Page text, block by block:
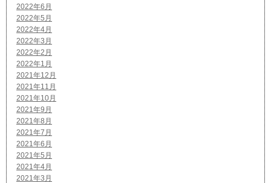
2022年6月
2022年5月
2022年4月
2022年3月
2022年2月
2022年1月
2021年12月
2021年11月
2021年10月
2021年9月
2021年8月
2021年7月
2021年6月
2021年5月
2021年4月
2021年3月